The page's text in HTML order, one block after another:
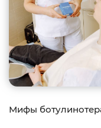
Мифы